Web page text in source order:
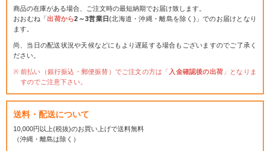
商品の在庫がある場合、ご注文時の最短納期でお届け致します。
おおむね「出荷から2～3営業日(北海道・沖縄・離島を除く)」でのお届けとなり
ます。
尚、当日の配送状況や天候などにもより遅延する場合もございますのでご了承く
ださい。
前払い（銀行振込・郵便振替）でご注文の方は「 入金確認後の出荷 」となりま
すのでご注意下さい。
送料・配送について
10,000円以上(税抜)のお買い上げで送料無料
（沖縄・離島は除く）